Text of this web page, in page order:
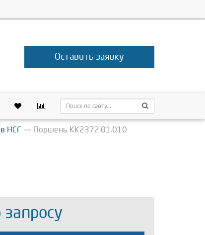
Оставить заявку
НСГ Поршень КК2372.01.010